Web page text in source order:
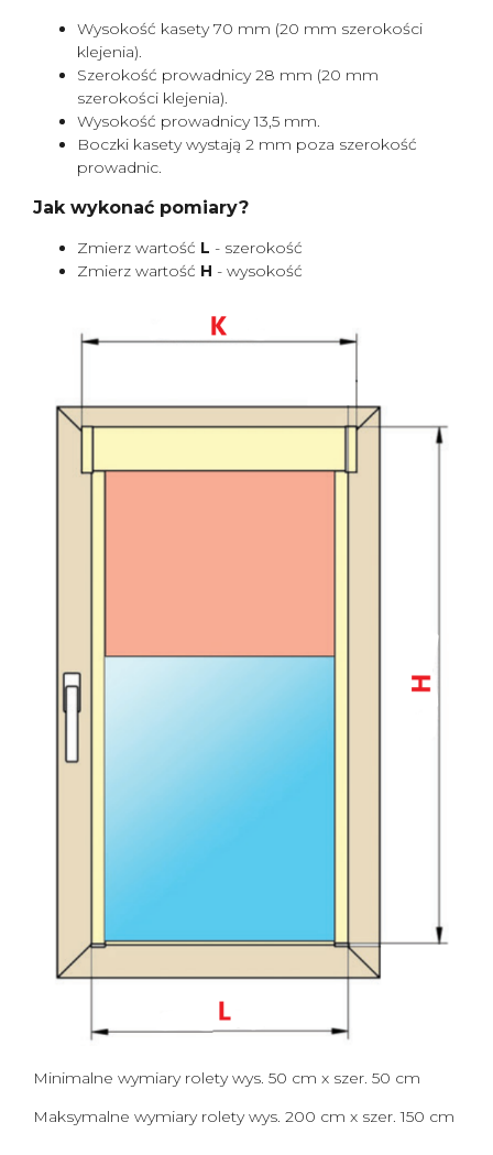
Wysokość kasety 70 mm (20 mm szerokości
klejenia).
Szerokość prowadnicy 28 mm (20 mm
szerokości klejenia).
Wysokość prowadnicy 13,5 mm.
Boczki kasety wystają 2 mm poza szerokość
prowadnic.
Jak wykonać pomiary?
Zmierz wartość L - szerokość
Zmierz wartość H - wysokość
Minimalne wymiary rolety wys. 50 cm x szer. 50 cm
Maksymalne wymiary rolety wys. 200 cm x szer. 150 cm